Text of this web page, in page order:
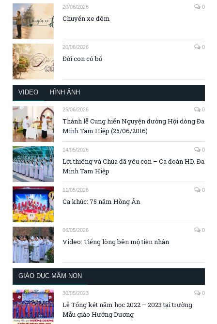
20/06/2026 0
Chuyến xe đêm
20/06/2026 0
Đời con có bố
VIDEO HÌNH ẢNH
25/06/2026 0
Thánh lễ Cung hiến Nguyện đường Hội dòng Đa
Minh Tam Hiệp (25/06/2016)
14/05/2026 0
Lời thiêng và Chúa đã yêu con – Ca đoàn HD. Đa
Minh Tam Hiệp
11/05/2026 0
Ca khúc: 75 năm Hồng Ân
06/05/2026 0
Video: Tiếng lòng bên mộ tiền nhân
GIÁO DỤC MẦM NON
30/05/2023 0
Lễ Tổng kết năm học 2022 – 2023 tại trường
Mẫu giáo Hướng Dương